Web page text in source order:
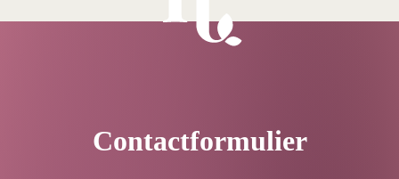
Contactformulier